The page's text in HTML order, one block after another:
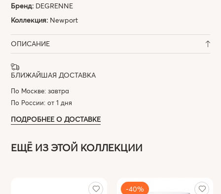
Бренд: DEGRENNE
Коллекция: Newport
ОПИСАНИЕ
БЛИЖАЙШАЯ ДОСТАВКА
По Москве: завтра
По России: от 1 дня
ПОДРОБНЕЕ О ДОСТАВКЕ
ЕЩЁ ИЗ ЭТОЙ КОЛЛЕКЦИИ
-40%